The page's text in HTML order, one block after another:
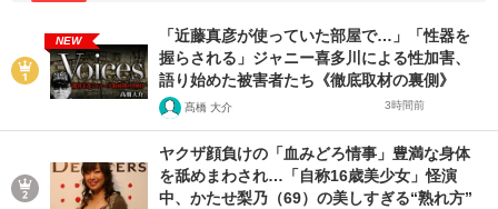
NEW
「近藤真彦が使っていた部屋で…」「性器を
握らされる」ジャニー喜多川による性加害、
語り始めた被害者たち《徹底取材の裏側》
髙橋 大介 3時間前
ヤクザ顔負けの「血みどろ情事」豊満な身体
を舐めまわされ…「自称16歳美少女」怪演
中、かたせ梨乃（69）の美しすぎる“熟れ方”